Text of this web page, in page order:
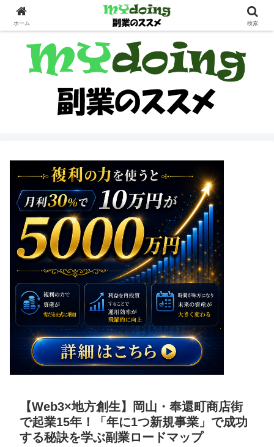
副業界隈
【Web3×地方創生】岡山・奉還町商店街
で起業15年！「年に1つ新規事業」で成功
する秘訣を学ぶ副業ロードマップ
ホーム 検索